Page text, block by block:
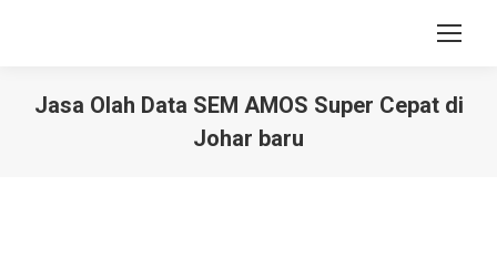
Jasa Olah Data SEM AMOS Super Cepat di
Johar baru